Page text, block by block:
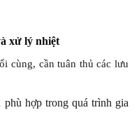
xử lý nhiệt
cùng, cần tuân thủ các lưu
hợp trong quá trình gia